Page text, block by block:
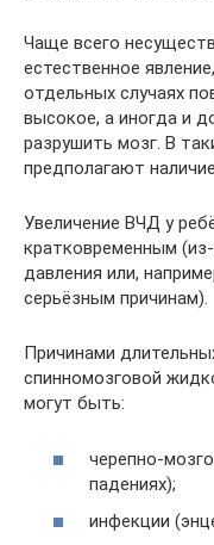
Чаще всего
естественное
отдельных случаях
высокое, а иногда и
разрушить мозг. В
предполагают
Увеличение ВЧД у
кратковременным
давления или,
серьёзным причинам).
Причинами
спинномозговой
могут быть:
черепно-
падениях);
инфекции